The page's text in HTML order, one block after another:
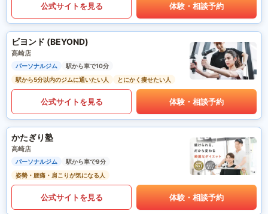
公式サイトを見る 体験・相談予約
ビヨンド (BEYOND)
高崎店
パーソナルジム
駅から車で10分
駅から5分以内のジムに通いたい人
とにかく痩せたい人
公式サイトを見る 体験・相談予約
かたぎり塾
高崎店
パーソナルジム
駅から車で9分
姿勢・腰痛・肩こりが気になる人
公式サイトを見る 体験・相談予約